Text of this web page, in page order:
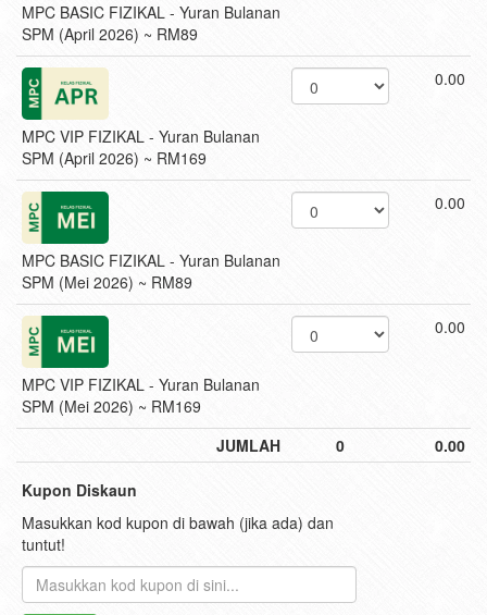
MPC BASIC FIZIKAL - Yuran Bulanan
SPM (April 2026) ~ RM89
MPC VIP FIZIKAL - Yuran Bulanan
SPM (April 2026) ~ RM169
0.00
MPC BASIC FIZIKAL - Yuran Bulanan
SPM (Mei 2026) ~ RM89
0.00
MPC VIP FIZIKAL - Yuran Bulanan
SPM (Mei 2026) ~ RM169
0.00
JUMLAH 0 0.00
Kupon Diskaun
Masukkan kod kupon di bawah (jika ada) dan
tuntut!